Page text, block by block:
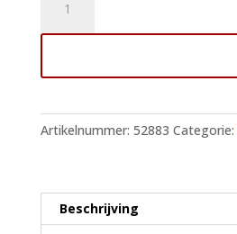
Slang
Groen
mm
per
meter
Artikelnummer: 52883 Categorie:
Beschrijving